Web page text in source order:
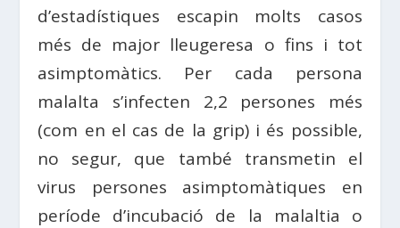
d’estadístiques escapin molts casos
més de major lleugeresa o fins i tot
asimptomàtics. Per cada persona
malalta s’infecten 2,2 persones més
(com en el cas de la grip) i és possible,
no segur, que també transmetin el
virus persones asimptomàtiques en
període d’incubació de la malaltia o